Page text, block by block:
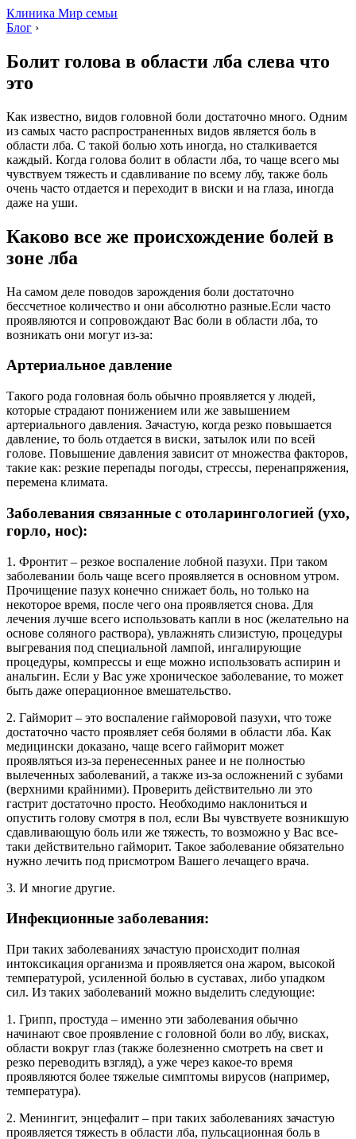
Клиника Мир семьи
Блог ›
Болит голова в области лба слева что
это
Как известно, видов головной боли достаточно много. Одним
из самых часто распространенных видов является боль в
области лба. С такой болью хоть иногда, но сталкивается
каждый. Когда голова болит в области лба, то чаще всего мы
чувствуем тяжесть и сдавливание по всему лбу, также боль
очень часто отдается и переходит в виски и на глаза, иногда
даже на уши.
Каково все же происхождение болей в
зоне лба
На самом деле поводов зарождения боли достаточно
бессчетное количество и они абсолютно разные.Если часто
проявляются и сопровождают Вас боли в области лба, то
возникать они могут из-за:
Артериальное давление
Такого рода головная боль обычно проявляется у людей,
которые страдают понижением или же завышением
артериального давления. Зачастую, когда резко повышается
давление, то боль отдается в виски, затылок или по всей
голове. Повышение давления зависит от множества факторов,
такие как: резкие перепады погоды, стрессы, перенапряжения,
перемена климата.
Заболевания связанные с отоларингологией (ухо,
горло, нос):
1. Фронтит – резкое воспаление лобной пазухи. При таком
заболевании боль чаще всего проявляется в основном утром.
Прочищение пазух конечно снижает боль, но только на
некоторое время, после чего она проявляется снова. Для
лечения лучше всего использовать капли в нос (желательно на
основе соляного раствора), увлажнять слизистую, процедуры
выгревания под специальной лампой, ингалирующие
процедуры, компрессы и еще можно использовать аспирин и
анальгин. Если у Вас уже хроническое заболевание, то может
быть даже операционное вмешательство.
2. Гайморит – это воспаление гайморовой пазухи, что тоже
достаточно часто проявляет себя болями в области лба. Как
медицински доказано, чаще всего гайморит может
проявляться из-за перенесенных ранее и не полностью
вылеченных заболеваний, а также из-за осложнений с зубами
(верхними крайними). Проверить действительно ли это
гастрит достаточно просто. Необходимо наклониться и
опустить голову смотря в пол, если Вы чувствуете возникшую
сдавливающую боль или же тяжесть, то возможно у Вас все-
таки действительно гайморит. Такое заболевание обязательно
нужно лечить под присмотром Вашего лечащего врача.
3. И многие другие.
Инфекционные заболевания:
При таких заболеваниях зачастую происходит полная
интоксикация организма и проявляется она жаром, высокой
температурой, усиленной болью в суставах, либо упадком
сил. Из таких заболеваний можно выделить следующие:
1. Грипп, простуда – именно эти заболевания обычно
начинают свое проявление с головной боли во лбу, висках,
области вокруг глаз (также болезненно смотреть на свет и
резко переводить взгляд), а уже через какое-то время
проявляются более тяжелые симптомы вирусов (например,
температура).
2. Менингит, энцефалит – при таких заболеваниях зачастую
проявляется тяжесть в области лба, пульсационная боль в